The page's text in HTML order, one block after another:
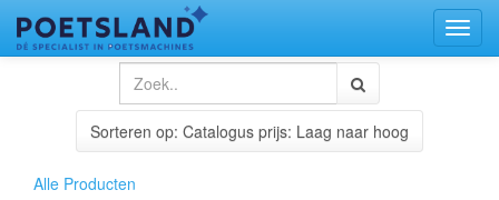
Sorteren op: Catalogus prijs: Laag naar hoog
Alle Producten